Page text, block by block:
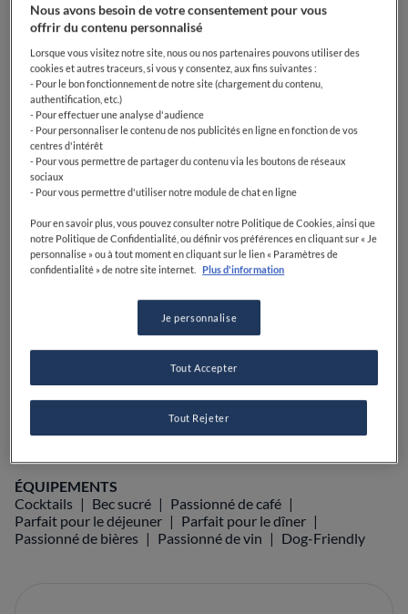
5 Quai Jacques Cartier
PRIX
VOIR SUR LA CARTE VISIT WEBSITE
ÉQUIPEMENTS
Cocktails
Bec sucré
Passionné de café
Parfait pour le déjeuner
Parfait pour le dîner
Passionné de bières
Passionné de vin Dog-Friendly
Nous avons besoin de votre consentement pour vous
offrir du contenu personnalisé
Lorsque vous visitez notre site, nous ou nos partenaires pouvons utiliser des
cookies et autres traceurs, si vous y consentez, aux fins suivantes :
- Pour le bon fonctionnement de notre site (chargement du contenu,
authentification, etc.)
- Pour effectuer une analyse d'audience
- Pour personnaliser le contenu de nos publicités en ligne en fonction de vos
centres d'intérêt
- Pour vous permettre de partager du contenu via les boutons de réseaux
sociaux
- Pour vous permettre d'utiliser notre module de chat en ligne
Pour en savoir plus, vous pouvez consulter notre Politique de Cookies, ainsi que
notre Politique de Confidentialité, ou définir vos préférences en cliquant sur « Je
personnalise » ou à tout moment en cliquant sur le lien « Paramètres de
confidentialité » de notre site internet.
Plus d'information
Je personnalise
Tout Rejeter
Tout Accepter